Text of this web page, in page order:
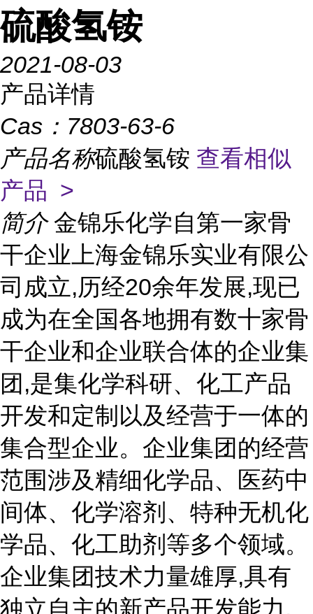
硫酸氢铵
2021-08-03
产品详情
Cas： 7803-63-6
产品名称硫酸氢铵 查看相似
产品 >
简介 金锦乐化学自第一家骨
干企业上海金锦乐实业有限公
司成立,历经20余年发展,现已
成为在全国各地拥有数十家骨
干企业和企业联合体的企业集
团,是集化学科研、化工产品
开发和定制以及经营于一体的
集合型企业。企业集团的经营
范围涉及精细化学品、医药中
间体、化学溶剂、特种无机化
学品、化工助剂等多个领域。
企业集团技术力量雄厚,具有
独立自主的新产品开发能力,